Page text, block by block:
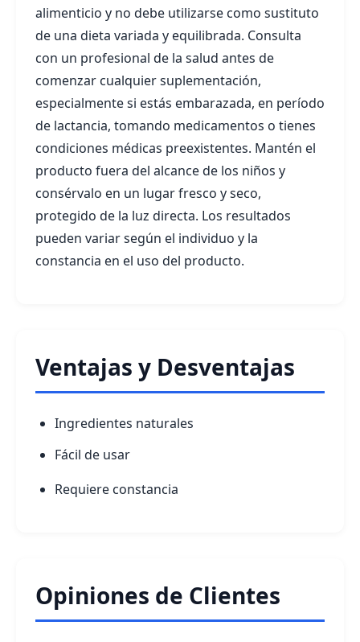
alimenticio y no debe utilizarse como sustituto
de una dieta variada y equilibrada. Consulta
con un profesional de la salud antes de
comenzar cualquier suplementación,
especialmente si estás embarazada, en período
de lactancia, tomando medicamentos o tienes
condiciones médicas preexistentes. Mantén el
producto fuera del alcance de los niños y
consérvalo en un lugar fresco y seco,
protegido de la luz directa. Los resultados
pueden variar según el individuo y la
constancia en el uso del producto.
Ventajas y Desventajas
Ingredientes naturales
Fácil de usar
Requiere constancia
Opiniones de Clientes